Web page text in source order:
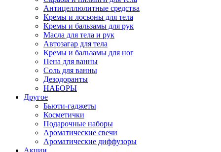
Антицеллюлитные средства
Кремы и лосьоны для тела
Кремы и бальзамы для рук
Масла для тела и рук
Автозагар для тела
Кремы и бальзамы для ног
Пена для ванны
Соль для ванны
Дезодоранты
НАБОРЫ
Другое
Бьюти-гаджеты
Косметички
Подарочные наборы
Ароматические свечи
Ароматические диффузоры
Акции